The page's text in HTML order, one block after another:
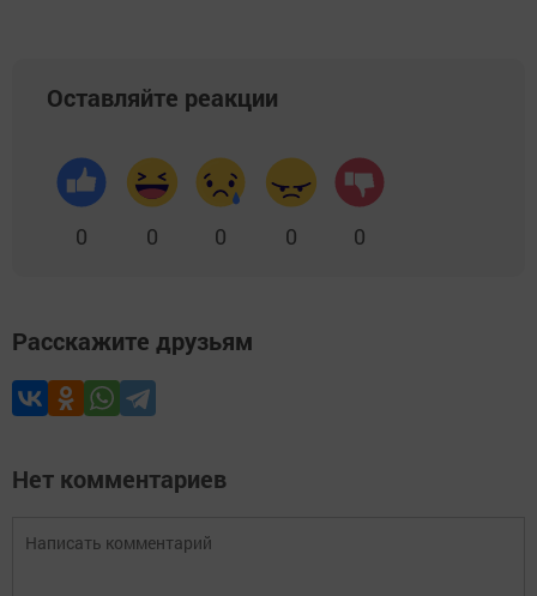
Оставляйте реакции
0 0 0 0 0
Расскажите друзьям
Нет комментариев